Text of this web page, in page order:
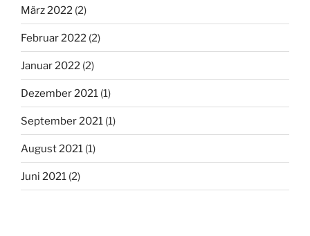
März 2022 (2)
Februar 2022 (2)
Januar 2022 (2)
Dezember 2021 (1)
September 2021 (1)
August 2021 (1)
Juni 2021 (2)